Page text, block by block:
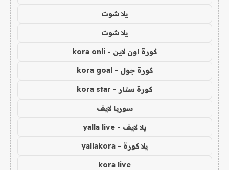
يلا شوت
يلا شوت
كورة اون لاين - kora onli
كورة جول - kora goal
كورة ستار - kora star
سوريا لايف
يلا لايف - yalla live
يلا كورة - yallakora
kora live